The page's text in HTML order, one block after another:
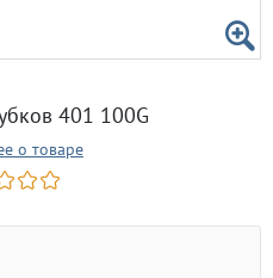
401 100G
о товаре